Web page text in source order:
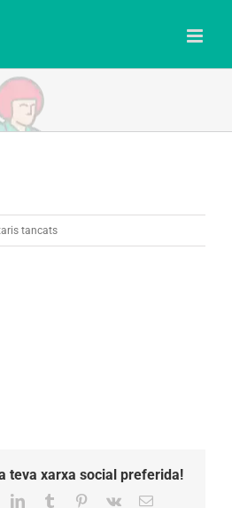
tancatsa
teva xarxa social preferida!
LinkedInTumblr Pinterest
Vk Email: